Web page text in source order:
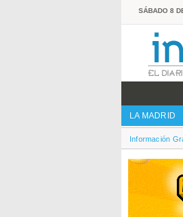
SÁBADO 8
LA MADRID
Información